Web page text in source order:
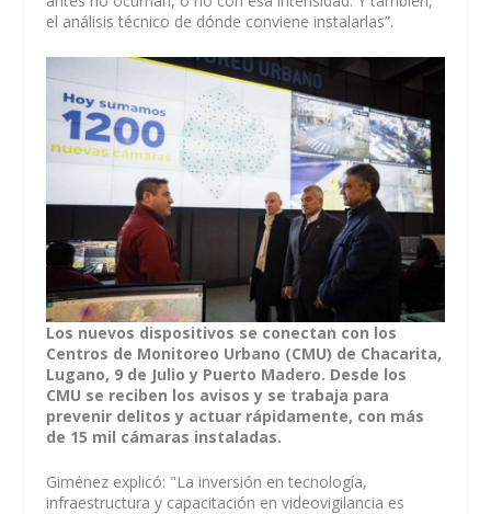
el análisis técnico de dónde conviene instalarlas”.
Los nuevos dispositivos se conectan con los
Centros de Monitoreo Urbano (CMU) de Chacarita,
Lugano, 9 de Julio y Puerto Madero. Desde los
CMU se reciben los avisos y se trabaja para
prevenir delitos y actuar rápidamente, con más
de 15 mil cámaras instaladas.
Giménez explicó: "La inversión en tecnología,
infraestructura y capacitación en videovigilancia es